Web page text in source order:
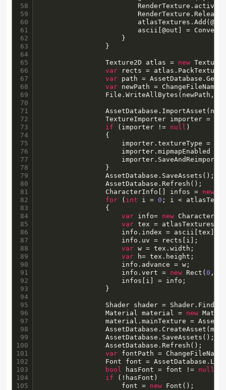
58
59
60
61
62
63
64
65
66
67
68
69
70
71
72
73
74
75
76
77
78
79
80
81
82
83
84
85
86
87
88
89
90
91
92
93
94
95
96
97
98
99
100
101
102
103
104
105
RenderTexture.active
ascii[@out] =
                    }
                }
                Texture2D atlas =
new
var rects =
var path =
var newPath =
File.WriteAllBytes(newPath,
TextureImporter importer =
if (importer != null )
                {
importer.textureType =
                    importer.mipmapEnabled =
                }
                AssetDatabase.SaveAssets();
                AssetDatabase.Refresh();
                CharacterInfo[] infos =
new
for ( int i = 0 ; i <
                {
var info= new
var tex =
                    info.index = ascii[tex];
                    info.uv = rects[i];
var w = tex.width;
var h= tex.height;
                    info.advance = w;
                    info.vert =
new Rect(0 ,
                    infos[i] = info;
                }
                Shader shader = Shader.Find(
                Material material =
new
material.mainTexture =
                AssetDatabase.SaveAssets();
                AssetDatabase.Refresh();
var fontPath =
Font font =
bool hasFont = font != null
if (!hasFont)
                    font =
new Font();